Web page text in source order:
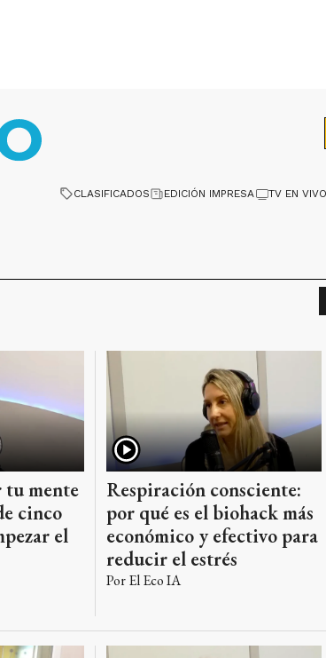
CLASIFICADOS EDICIÓN IMPRESA TV EN VIVO
tu mente
cinco
el
Respiración consciente:
por qué es el biohack más
económico y efectivo para
reducir el estrés
PorEl Eco IA